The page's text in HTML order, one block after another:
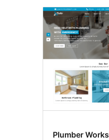
Plumber Works